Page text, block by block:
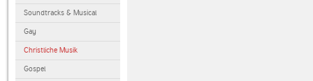
Soundtracks & Musical
Gay
Christliche Musik
Gospel